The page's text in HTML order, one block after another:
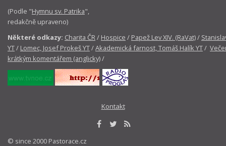
(Podle "Hymnu sv. Patrika",
redakčně upraveno)
Některé odkazy: Charita ČR/ Hospice / Papež Lev XIV. (RaVat)/
YT/ Lomec, Josef Prokeš YT/Akademická farnost, Tomáš Halík YT/
krátkým komentářem (anglicky)/
Kontakt
© since 2000 Pastorace.cz